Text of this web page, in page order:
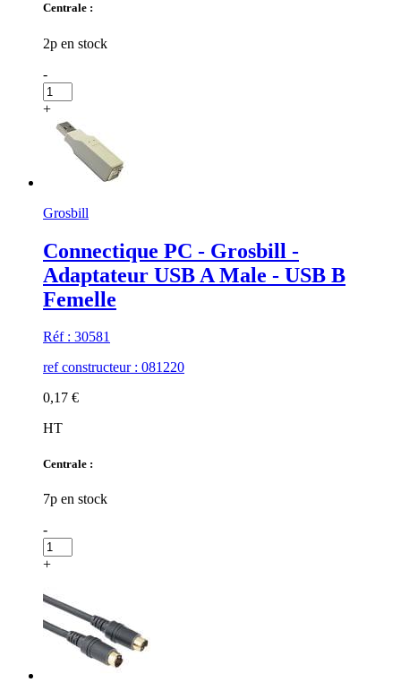
Centrale :
2p en stock
-
+
Grosbill
Connectique PC - Grosbill -
Adaptateur USB A Male - USB B
Femelle
Réf : 30581
ref constructeur : 081220
0,17 €
HT
Centrale :
7p en stock
-
+